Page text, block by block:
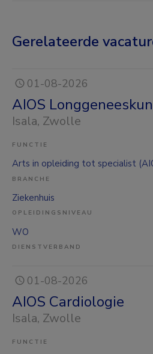
Gerelateerde
01-08-2026
AIOS
Isala, Zwolle
FUNCTIE
Arts in opleiding tot specialist
BRANCHE
Ziekenhuis
OPLEIDINGSNIVEAU
WO
DIENSTVERBAND
01-08-2026
AIOS Cardiologie
Isala, Zwolle
FUNCTIE